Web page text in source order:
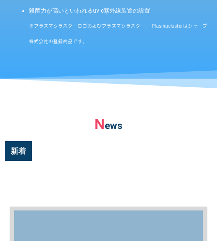
殺菌力が高いといわれるuv-c紫外線装置の設置
※プラズマクラスターロゴおよびプラズマクラスター、 Plasmaclusterはシャープ
株式会社の登録商品です。
News
新着